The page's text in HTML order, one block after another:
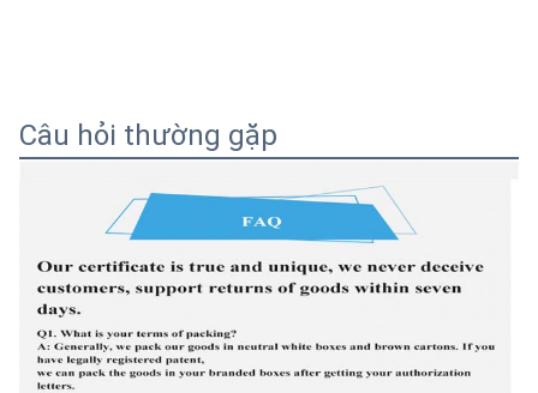
Câu hỏi thường gặp